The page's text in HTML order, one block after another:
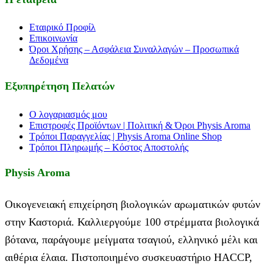
Εταιρικό Προφίλ
Επικοινωνία
Όροι Χρήσης – Ασφάλεια Συναλλαγών – Προσωπικά
Δεδομένα
Εξυπηρέτηση Πελατών
Ο λογαριασμός μου
Επιστροφές Προϊόντων | Πολιτική & Όροι Physis Aroma
Τρόποι Παραγγελίας | Physis Aroma Online Shop
Τρόποι Πληρωμής – Κόστος Αποστολής
Physis Aroma
Οικογενειακή επιχείρηση βιολογικών αρωματικών φυτών
στην Καστοριά. Καλλιεργούμε 100 στρέμματα βιολογικά
βότανα, παράγουμε μείγματα τσαγιού, ελληνικό μέλι και
αιθέρια έλαια. Πιστοποιημένο συσκευαστήριο HACCP,